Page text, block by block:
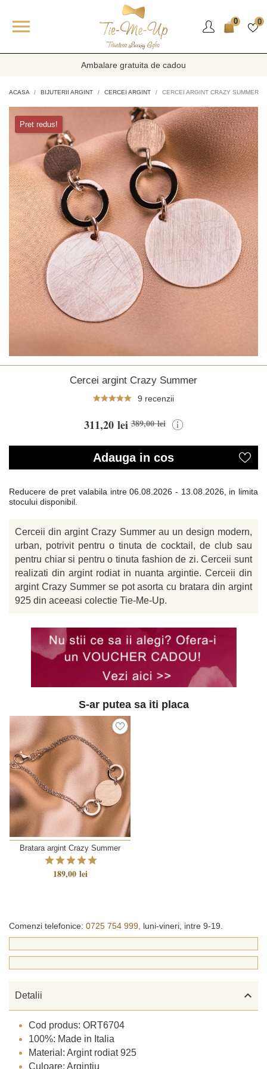
 0 0
Ambalare gratuita de cadou
ACASA BIJUTERII ARGINT CERCEI ARGINT CERCEI ARGINT CRAZY SUMMER
Pret redus!
Cercei argint Crazy Summer
9 recenzii
311,20 lei 389,00 lei
Adauga in cos
Reducere de pret valabila intre06.08.2026 - 13.08.2026, in limita
stocului disponibil.
Cerceii din argint Crazy Summer au un design modern,
urban, potrivit pentru o tinuta de cocktail, de club sau
pentru chiar si pentru o tinuta fashion de zi. Cerceii sunt
realizati din argint rodiat in nuanta argintie. Cerceii din
argint Crazy Summer se pot asorta cu bratara din argint
925 din aceeasi colectie Tie-Me-Up.
S-ar putea sa iti placa
Bratara argint Crazy Summer
189,00 lei
Comenzi telefonice: 0725 754 999, luni-vineri, intre 9-19.
Detalii 
Cod produs: ORT6704
100%: Made in Italia
Material: Argint rodiat 925
Culoare: Argintiu